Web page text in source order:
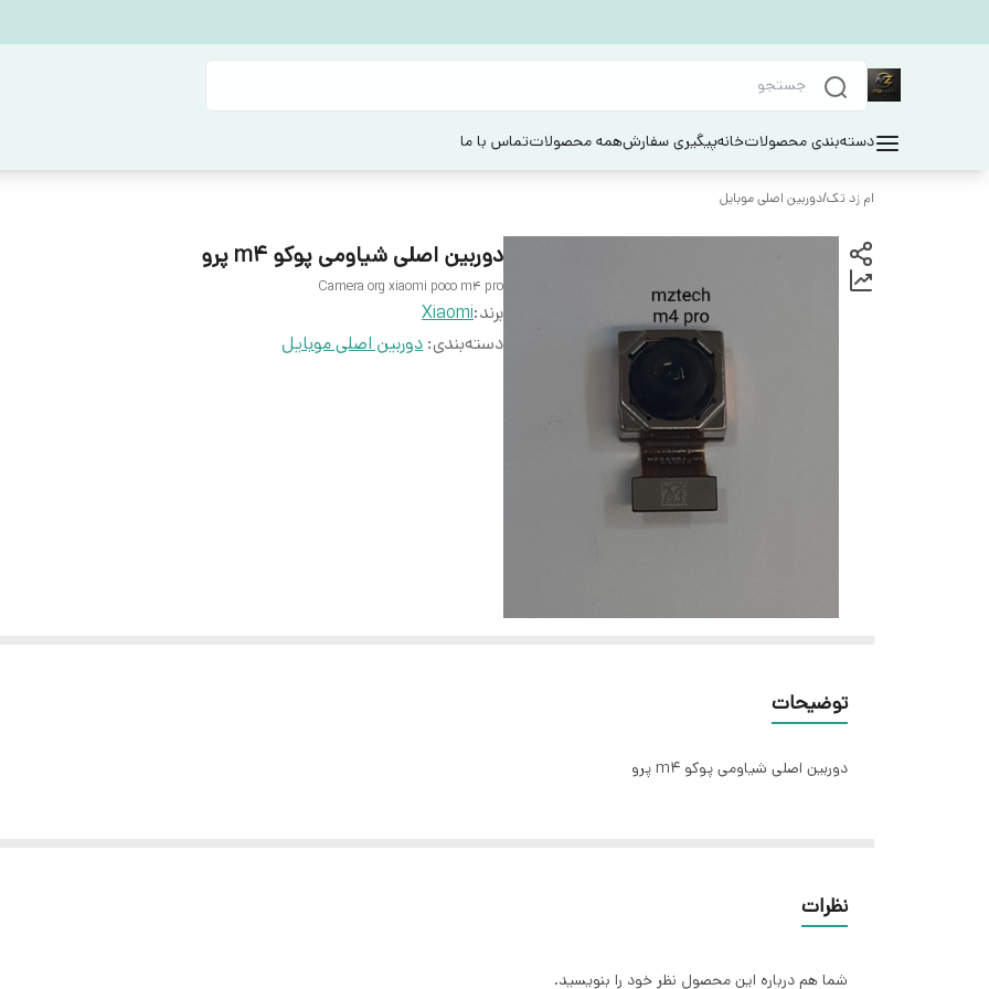
دسته‌بندی محصولاتخانهپیگیری سفارشهمه محصولاتتماس با ما
ام زد تک/دوربین اصلی موبایل
دوربین اصلی شیاومی پوکو m4 پرو
Camera org xiaomi poco m4 pro
برند:Xiaomi
دسته‌بندی: دوربین اصلی موبایل
توضیحات
دوربین اصلی شیاومی پوکو m4 پرو
نظرات
شما هم درباره این محصول نظر خود را بنویسید.